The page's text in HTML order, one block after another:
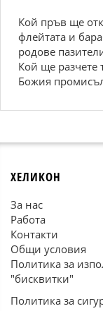
Кой пръв ще
флейтата и
родове
Кой ще
Божия
ХЕЛИКОН
За нас
Работа
Контакти
Общи условия
Политика за
"бисквитки"
Политика за